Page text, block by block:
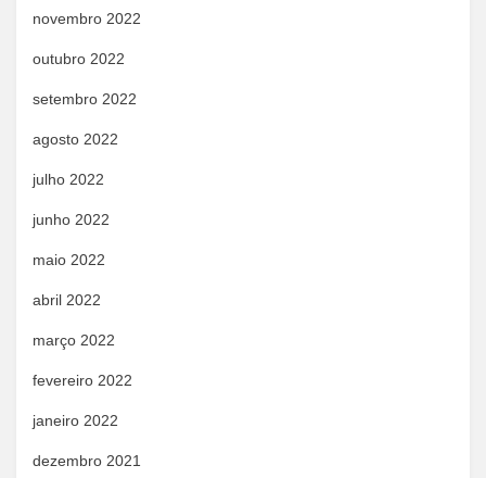
novembro 2022
outubro 2022
setembro 2022
agosto 2022
julho 2022
junho 2022
maio 2022
abril 2022
março 2022
fevereiro 2022
janeiro 2022
dezembro 2021